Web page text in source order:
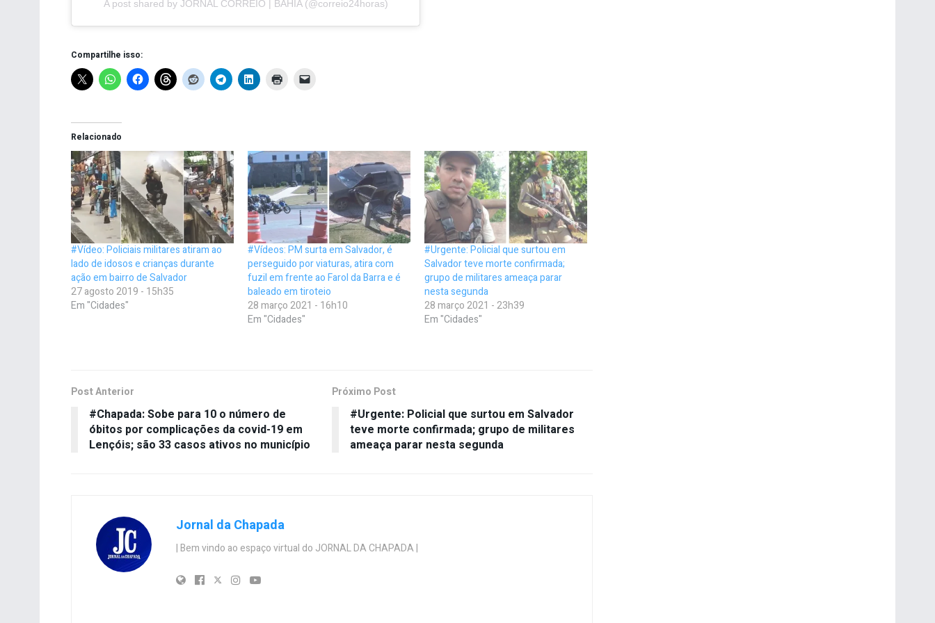
A post shared by JORNAL CORREIO | BAHIA (@correio24horas)
Compartilhe isso:
Relacionado
#Vídeo: Policiais militares atiram ao
lado de idosos e crianças durante
ação em bairro de Salvador
27 agosto 2019 - 15h35
Em "Cidades"
#Vídeos: PM surta em Salvador, é
perseguido por viaturas, atira com
fuzil em frente ao Farol da Barra e é
baleado em tiroteio
28 março 2021 - 16h10
Em "Cidades"
#Urgente: Policial que surtou em
Salvador teve morte confirmada;
grupo de militares ameaça parar
nesta segunda
28 março 2021 - 23h39
Em "Cidades"
Post Anterior
#Chapada: Sobe para 10 o número de
óbitos por complicações da covid-19 em
Lençóis; são 33 casos ativos no município
Próximo Post
#Urgente: Policial que surtou em Salvador
teve morte confirmada; grupo de militares
ameaça parar nesta segunda
Jornal da Chapada
| Bem vindo ao espaço virtual do JORNAL DA CHAPADA |